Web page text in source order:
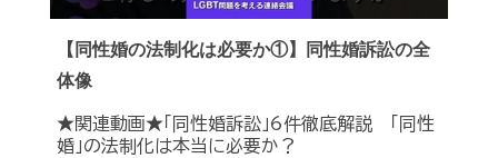
【同性婚の法制化は必要か①】同性婚訴訟の全
体像
★関連動画★「同性婚訴訟」6件徹底解説 「同性
婚」の法制化は本当に必要か？